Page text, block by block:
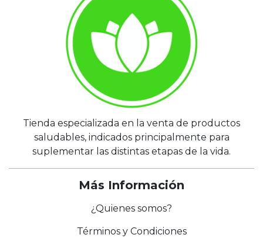
Tienda especializada en la venta de productos
saludables, indicados principalmente para
suplementar las distintas etapas de la vida.
Más Información
¿Quienes somos?
Términos y Condiciones